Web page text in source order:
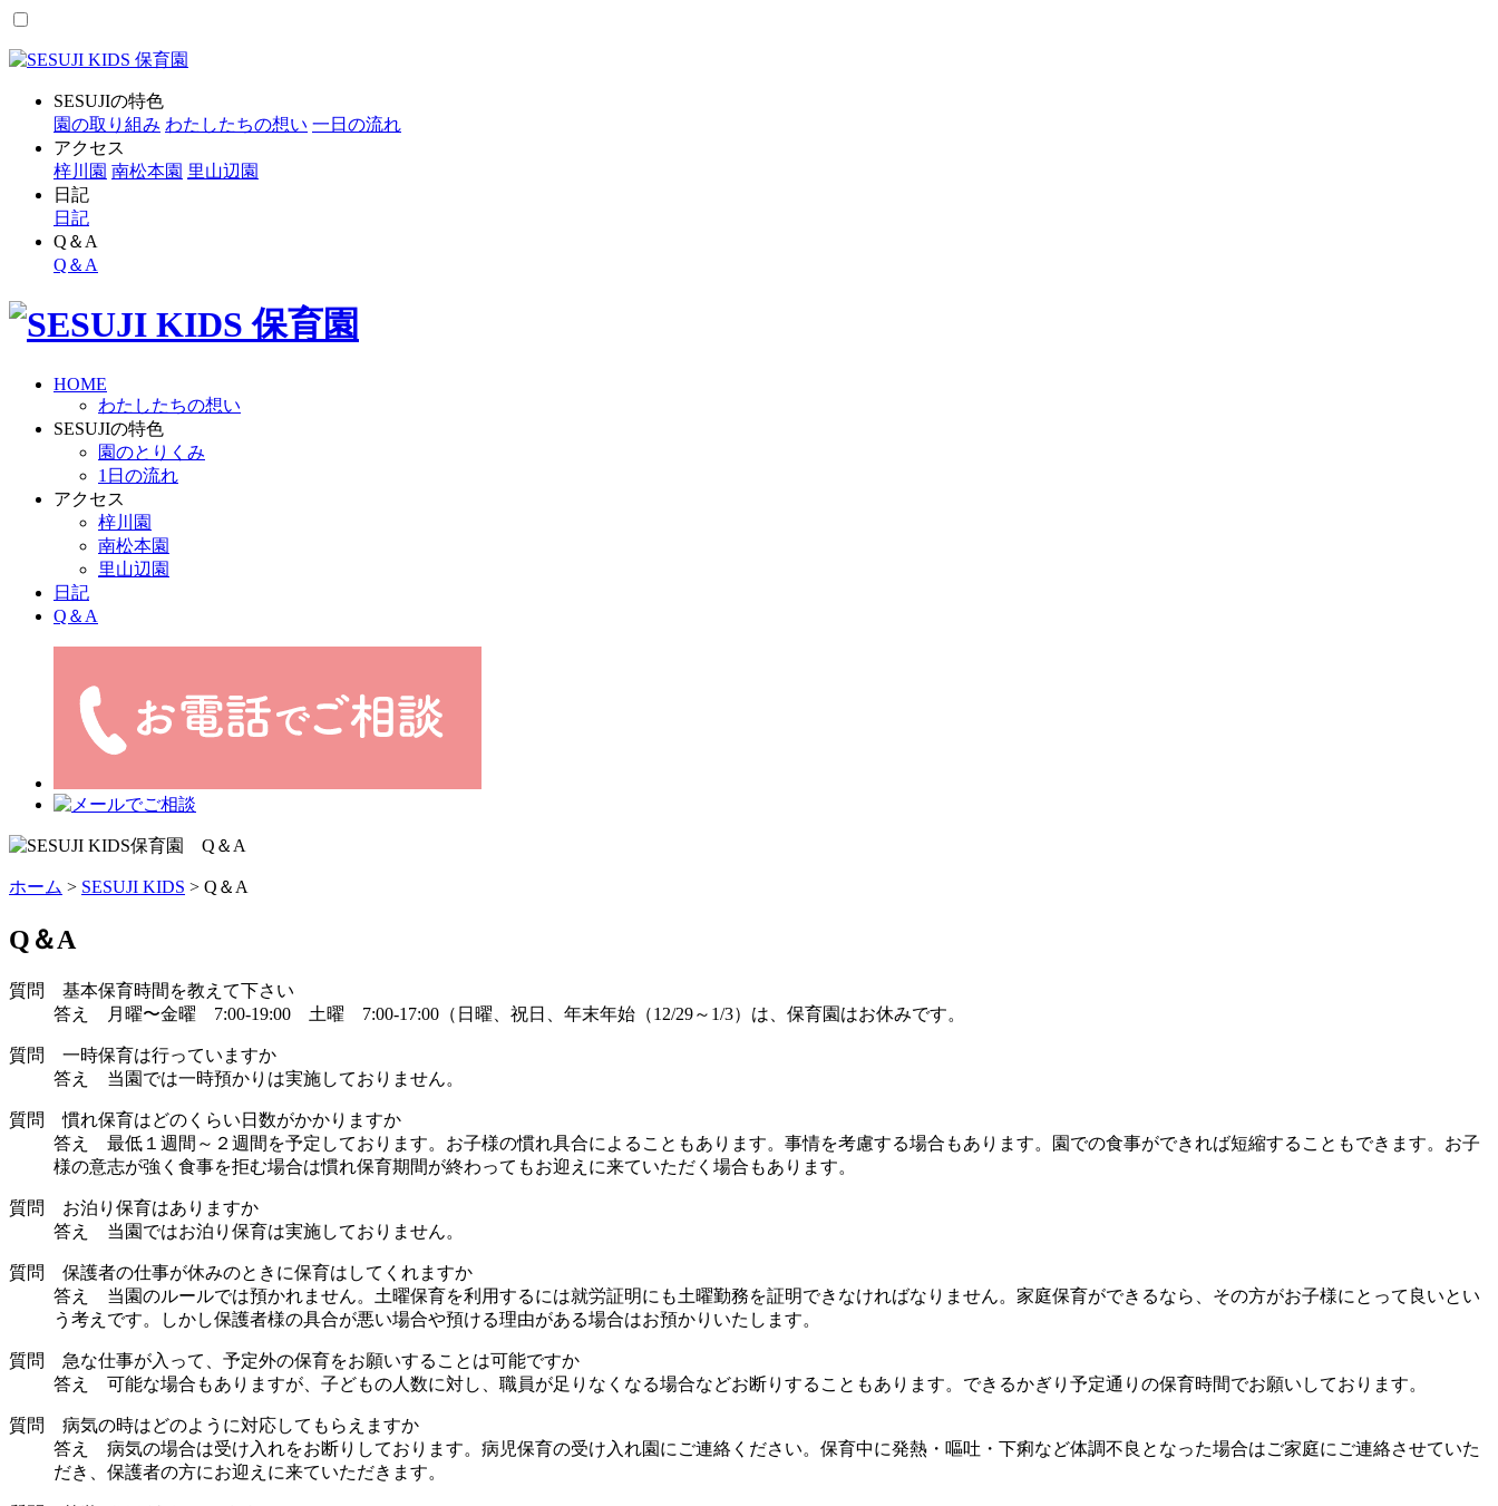
SESUJIの特色
園の取り組み わたしたちの想い 一日の流れ
アクセス
梓川園 南松本園 里山辺園
日記
日記
Q＆A
Q＆A
HOME
わたしたちの想い
SESUJIの特色
園のとりくみ
1日の流れ
アクセス
梓川園
南松本園
里山辺園
日記
Q＆A
ホーム > SESUJI KIDS > Q＆A
Q＆A
質問 基本保育時間を教えて下さい
答え 月曜〜金曜 7:00-19:00 土曜 7:00‐17:00（日曜、祝日、年末年始（12/29～1/3）は、保育園はお休みです。
質問 一時保育は行っていますか
答え 当園では一時預かりは実施しておりません。
質問 慣れ保育はどのくらい日数がかかりますか
答え 最低１週間～２週間を予定しております。お子様の慣れ具合によることもあります。事情を考慮する場合もあります。園での食事ができれば短縮することもできます。お子
様の意志が強く食事を拒む場合は慣れ保育期間が終わってもお迎えに来ていただく場合もあります。
質問 お泊り保育はありますか
答え 当園ではお泊り保育は実施しておりません。
質問 保護者の仕事が休みのときに保育はしてくれますか
答え 当園のルールでは預かれません。土曜保育を利用するには就労証明にも土曜勤務を証明できなければなりません。家庭保育ができるなら、その方がお子様にとって良いとい
う考えです。しかし保護者様の具合が悪い場合や預ける理由がある場合はお預かりいたします。
質問 急な仕事が入って、予定外の保育をお願いすることは可能ですか
答え 可能な場合もありますが、子どもの人数に対し、職員が足りなくなる場合などお断りすることもあります。できるかぎり予定通りの保育時間でお願いしております。
質問 病気の時はどのように対応してもらえますか
答え 病気の場合は受け入れをお断りしております。病児保育の受け入れ園にご連絡ください。保育中に発熱・嘔吐・下痢など体調不良となった場合はご家庭にご連絡させていた
だき、保護者の方にお迎えに来ていただきます。